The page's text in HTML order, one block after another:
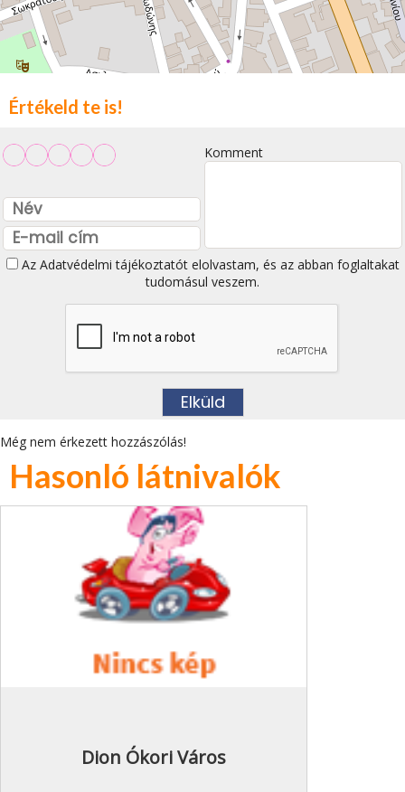
Értékeld te is!
Komment
Az Adatvédelmi tájékoztatótelolvastam, és az abban foglaltakat
tudomásul veszem.
Még nem érkezett hozzászólás!
Hasonló látnivalók
Dion Ókori Város